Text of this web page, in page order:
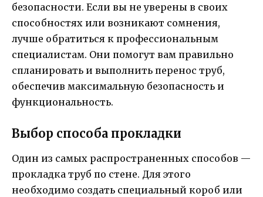
безопасности. Если вы не уверены в своих
способностях или возникают сомнения,
лучше обратиться к профессиональным
специалистам. Они помогут вам правильно
спланировать и выполнить перенос труб,
обеспечив максимальную безопасность и
функциональность.
Выбор способа прокладки
Один из самых распространенных способов —
прокладка труб по стене. Для этого
необходимо создать специальный короб или